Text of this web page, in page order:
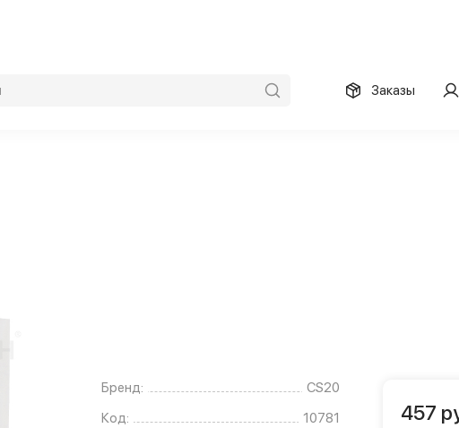
Заказы
Бренд:
CS20
Код:
10781
457